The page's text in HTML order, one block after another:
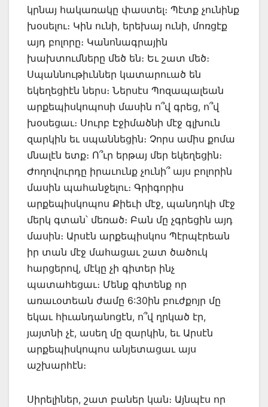
կրնայ հակառակը փաստել։ Պէտք չունինք
խօսելու։ Կին ունի, երեխայ ունի, մոռցէք
այդ բոլորը։ Կանոնագրային
խախտումները մեծ են։ Եւ շատ մեծ։
Սպաննութիւններ կատարուած են
եկեղեցիէն ներս։ Ներսէս Պոզապալեան
արքեպիսկոպոսի մասին ո՞վ գրեց, ո՞վ
խօսեցաւ։ Սուրբ Էջիմածնի մէջ գլխուն
զարկին եւ սպաննեցին։ Չորս ամիս քոմա
մնալէն ետք։ Ո՞ւր երթայ մեր եկեղեցին։
Ժողովուրդը իրաւունք չունի՞ այս բոլորին
մասին պահանջելու։ Գրիգորիս
արքեպիսկոպոս Քիեւի մէջ, պանդոկի մէջ
մերկ գտան՝ մեռած։ Բան մը չգրեցին այդ
մասին։ Արսէն արքեպիսկոս Պէրպէրեան
իր տան մէջ մահացաւ շատ ծածուկ
հարցերով, մէկը չի գիտեր ինչ
պատահեցաւ։ Մենք գիտենք որ
առաւօտեան ժամը 6:30ին բուժքոյր մը
եկաւ հիւանդանոցէն, ո՞վ ղրկած էր,
յայտնի չէ, ասեղ մը զարկին, եւ Արսէն
արքեպիսկոպոս անյետացաւ այս
աշխարհէն։
Սիրելիներ, շատ բաներ կան։ Այնպէս որ